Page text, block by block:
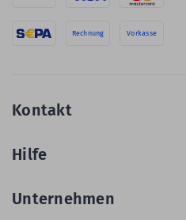
Rechnung Vorkasse
Kontakt
Hilfe
Unternehmen